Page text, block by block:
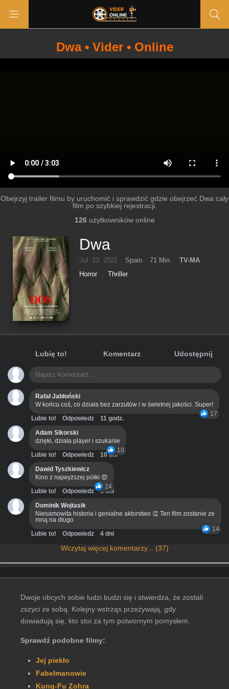
Dwa • Vider • Online
Obejrzyj trailer filmu by uruchomić i sprawdzić gdzie obejrzeć Dwa cały
film po szybkiej rejestracji.
126użytkowników online
Dwa
Jul. 23, 2021 Spain 71 Min.
TV-MA
Horror
Thriller
Lubię to! Komentarz Udostępnij
Rafał Jabłoński
W końcu coś, co działa bez zarzutów i w świetnej jakości. Super!
17
Lubie to! Odpowiedz
11 godz.
Adam Sikorski
dzięki, działa player i szukanie
10
Lubie to! Odpowiedz
10 dni
Dawid Tyszkiewicz
Kino z najwyższej półki 😍
24
Lubie to! Odpowiedz
3 dni
Dominik Wojtasik
Niesamowita historia i genialne aktorstwo 👏 Ten film zostanie ze
mną na długo
14
Lubie to! Odpowiedz 4 dni
Wczytaj więcej komentarzy... (37)
Dwoje obcych sobie ludzi budzi się i stwierdza, że zostali
zszyci ze sobą. Kolejny wstrząs przeżywają, gdy
dowiadują się, kto stoi za tym potwornym pomysłem.
Sprawdź podobne filmy:
Jej piekło
Fabelmanowie
Kung-Fu Zohra